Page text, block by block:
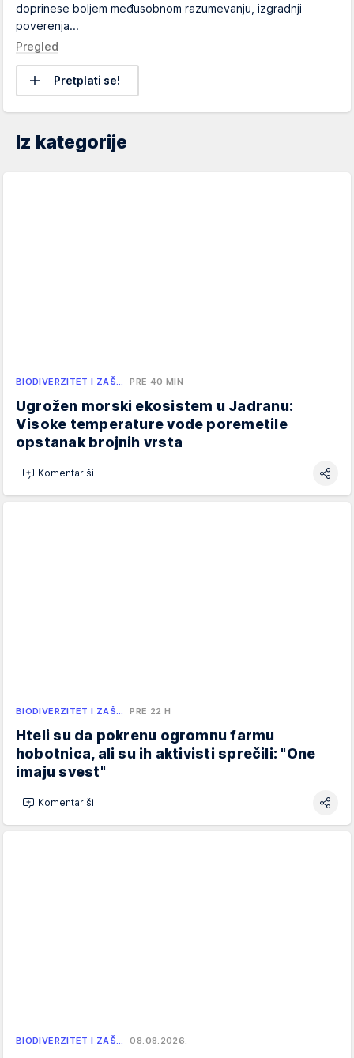
doprinese boljem međusobnom razumevanju, izgradnji
poverenja...
Pregled
Pretplati se!
Iz kategorije
BIODIVERZITET I ZAŠ… PRE 40 MIN
Ugrožen morski ekosistem u Jadranu:
Visoke temperature vode poremetile
opstanak brojnih vrsta
Komentariši
BIODIVERZITET I ZAŠ… PRE 22 H
Hteli su da pokrenu ogromnu farmu
hobotnica, ali su ih aktivisti sprečili: "One
imaju svest"
Komentariši
BIODIVERZITET I ZAŠ… 08.08.2026.